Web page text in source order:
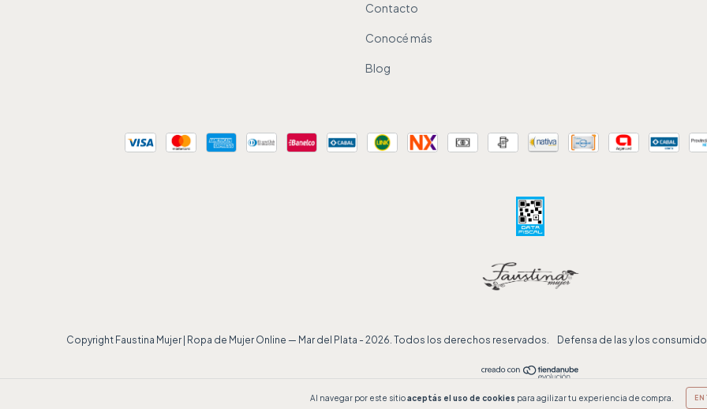
Al navegar por este sitioaceptás el uso de cookies para agilizar tu experiencia de compra.
Contacto
Conocé más
Blog
Copyright Faustina Mujer | Ropa de Mujer Online — Mar del Plata - 2026. Todos los derechos reservados. Defensa de las y los